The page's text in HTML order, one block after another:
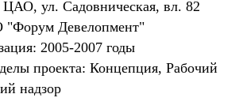
ул. Садовническая, вл. 82
"Форум Девелопмент"
2005-2007 годы
проекта: Концепция, Рабочий
надзор